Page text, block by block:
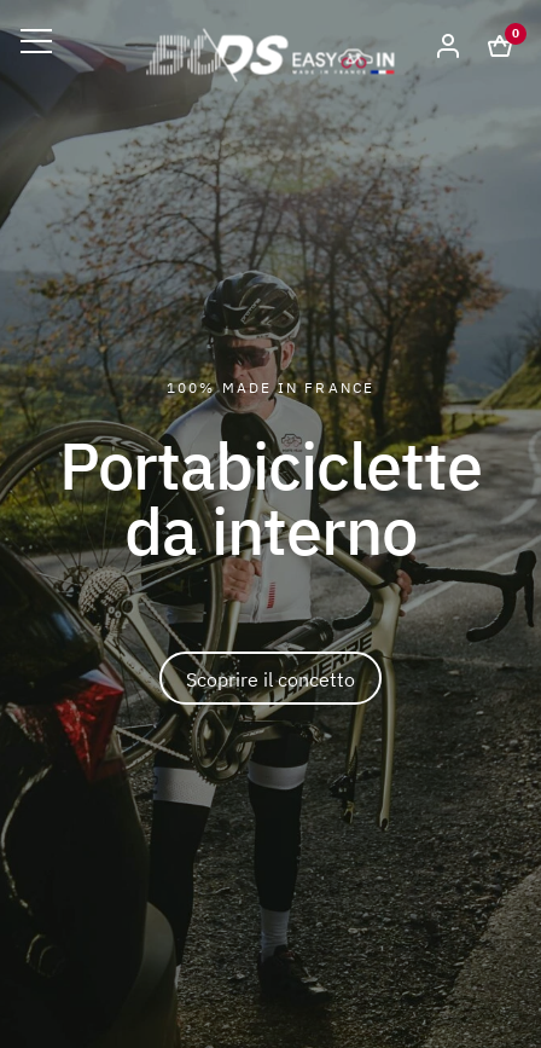
0
100% MADE IN FRANCE
Portabiciclette
da interno
Scoprire il concetto